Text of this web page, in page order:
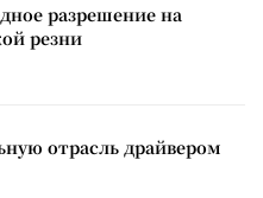
разрешение на
резни
отрасль драйвером